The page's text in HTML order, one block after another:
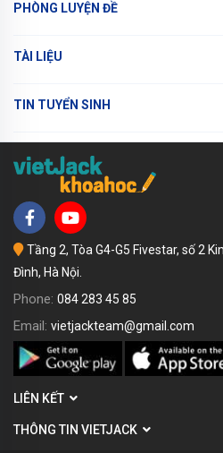
PHÒNG LUYỆN ĐỀ
TÀI LIỆU
TIN TUYỂN SINH
Tầng 2, Tòa G4-G5 Fivestar, số 2
Đình, Hà Nội.
Phone: 084 283 45 85
Email: vietjackteam@gmail.com
LIÊN KẾT
THÔNG TIN VIETJACK